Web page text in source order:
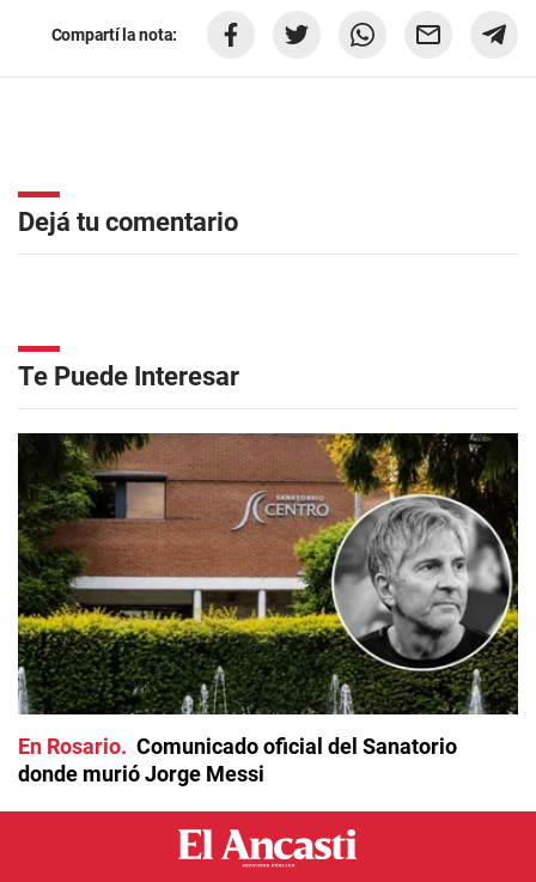
Compartí la nota:
Dejá tu comentario
Te Puede Interesar
En Rosario
Comunicado oficial del Sanatorio
donde murió Jorge Messi